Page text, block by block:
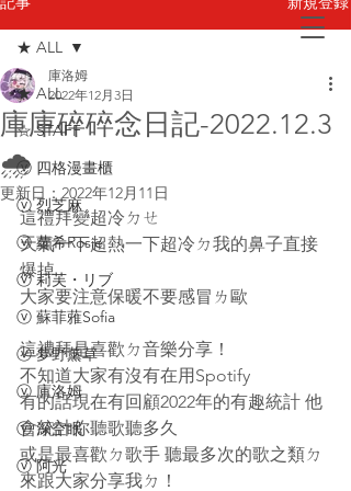
お問い合わせ
★ ALL
☆ STAFF
ⓥ 四格漫畫櫃
ⓥ 烈芝麻
ⓥ 蘿希Rosie
ⓥ 莉芙・リブ
ⓥ 蘇菲蕥Sofia
ⓥ 夢野薰草
ⓥ 庫洛姆
ⓥ 深空眠
ⓥ 阿光
★ ALL
庫庫碎碎念日記-2022.12.3
🌧
庫洛姆
2022年12月3日
更新日：2022年12月11日
這禮拜變超冷ㄉㄝ
天氣一下超熱一下超冷ㄉ我的鼻子直接
爆掉
大家要注意保暖不要感冒ㄌ歐
這禮拜是喜歡ㄉ音樂分享！
不知道大家有沒有在用Spotify
有的話現在有回顧2022年的有趣統計 他
會統計你聽歌聽多久
或是最喜歡ㄉ歌手 聽最多次的歌之類ㄉ
來跟大家分享我ㄉ！